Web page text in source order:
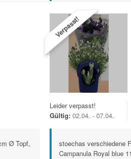
Ø Topf,
Verpasst!
Leider verpasst!
Gültig: 02.04. - 07.04.
stoechas verschiedene
Campanula Royal blue